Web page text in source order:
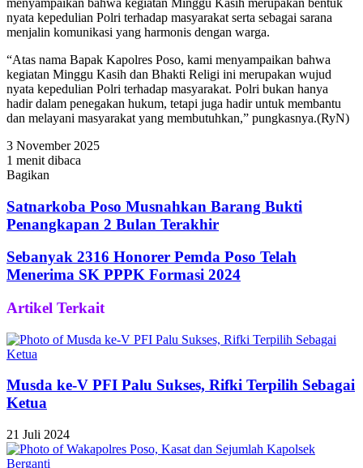
nyata kepedulian Polri terhadap masyarakat serta sebagai sarana
menjalin komunikasi yang harmonis dengan warga.
“Atas nama Bapak Kapolres Poso, kami menyampaikan bahwa
kegiatan Minggu Kasih dan Bhakti Religi ini merupakan wujud
nyata kepedulian Polri terhadap masyarakat. Polri bukan hanya
hadir dalam penegakan hukum, tetapi juga hadir untuk membantu
dan melayani masyarakat yang membutuhkan,” pungkasnya.(RyN)
3 November 2025
1 menit dibaca
Bagikan
via
Email
Satnarkoba Poso Musnahkan Barang Bukti
Penangkapan 2 Bulan Terakhir
Sebanyak 2316 Honorer Pemda Poso Telah
Menerima SK PPPK Formasi 2024
Artikel Terkait
Musda ke-V PFI Palu Sukses, Rifki Terpilih Sebagai
Ketua
21 Juli 2024